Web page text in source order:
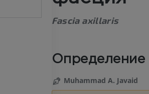
Fascia axillaris
Определение
Muhammad A. Javaid